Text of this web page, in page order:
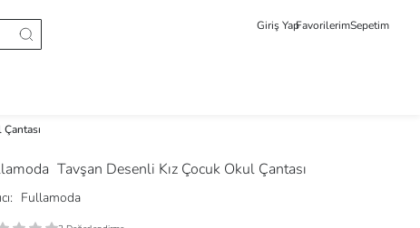
Giriş YapFavorilerimSepetim
Tavşan Desenli Kız Çocuk Okul Çantası
Fullamoda